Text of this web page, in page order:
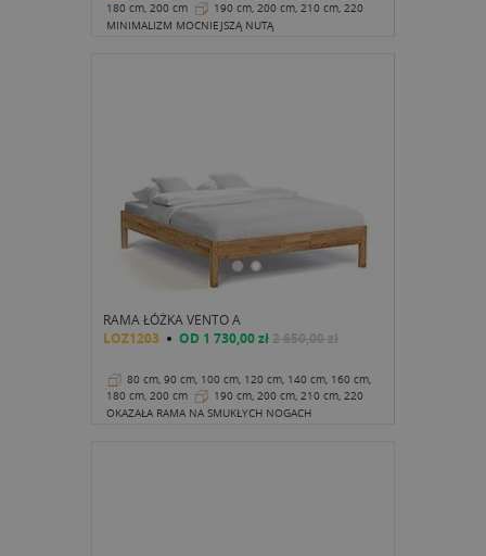
180 cm, 200 cm
190 cm, 200 cm, 210 cm, 220
cm
38 cm
MINIMALIZM MOCNIEJSZĄ NUTĄ
RAMA ŁÓŻKA VENTO A
LOZ1203 OD 1 730,00 zł2 650,00 zł
80 cm, 90 cm, 100 cm, 120 cm, 140 cm, 160 cm,
180 cm, 200 cm
190 cm, 200 cm, 210 cm, 220
cm
40 cm
OKAZAŁA RAMA NA SMUKŁYCH NOGACH